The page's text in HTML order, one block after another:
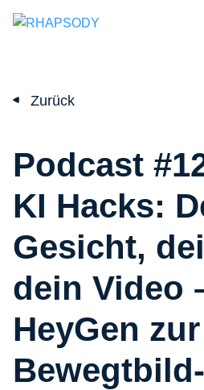
Zurück
Podcast
KI Hacks:
Gesicht,
dein Video
HeyGen